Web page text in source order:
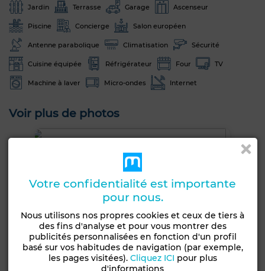
Jardin Terrasse Garage Ascenseur
Piscine Concierge Salon européen
Antenne parabolique Climatisation Sécurité
Cuisine équipée Réfrigérateur Four TV
Machine à laver Micro-ondes Internet
Voir plus de photos
Votre confidentialité est importante
pour nous.
Nous utilisons nos propres cookies et ceux de tiers à
des fins d'analyse et pour vous montrer des
publicités personnalisées en fonction d'un profil
basé sur vos habitudes de navigation (par exemple,
les pages visitées). Cliquez ICI pour plus
d'informations